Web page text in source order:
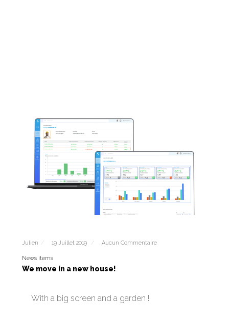
Julien 19 Juillet 2019 Aucun Commentaire
News items
We move in a new house!
With a big screen and a garden !